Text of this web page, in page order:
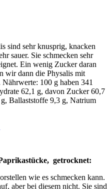
sind sehr knusprig, knacken
sauer. Sie schmecken sehr
Ein wenig Zucker daran
wir dann die Physalis mit
Nährwerte: 100 g haben 341
62,1 g, davon Zucker 60,7
Ballaststoffe 9,3 g, Natrium
getrocknet:
wie es schmecken kann.
aber bei diesem nicht. Sie sind